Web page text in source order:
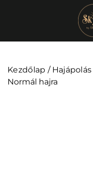
Kezdőlap / Hajápolás
Normál hajra